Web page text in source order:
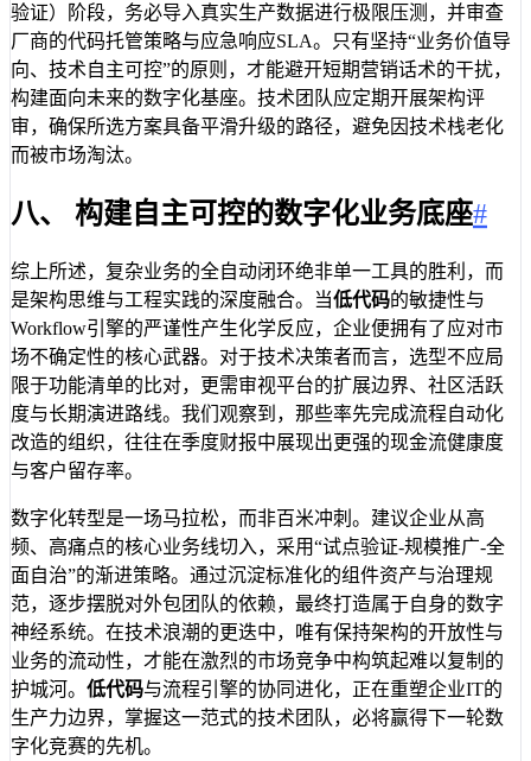
验证）阶段，务必导入真实生产数据进行极限压测，并审查
厂商的代码托管策略与应急响应SLA。只有坚持“业务价值导
向、技术自主可控”的原则，才能避开短期营销话术的干扰，
构建面向未来的数字化基座。技术团队应定期开展架构评
审，确保所选方案具备平滑升级的路径，避免因技术栈老化
而被市场淘汰。
八、 构建自主可控的数字化业务底座#
综上所述，复杂业务的全自动闭环绝非单一工具的胜利，而
是架构思维与工程实践的深度融合。当低代码的敏捷性与
Workflow引擎的严谨性产生化学反应，企业便拥有了应对市
场不确定性的核心武器。对于技术决策者而言，选型不应局
限于功能清单的比对，更需审视平台的扩展边界、社区活跃
度与长期演进路线。我们观察到，那些率先完成流程自动化
改造的组织，往往在季度财报中展现出更强的现金流健康度
与客户留存率。
数字化转型是一场马拉松，而非百米冲刺。建议企业从高
频、高痛点的核心业务线切入，采用“试点验证-规模推广-全
面自治”的渐进策略。通过沉淀标准化的组件资产与治理规
范，逐步摆脱对外包团队的依赖，最终打造属于自身的数字
神经系统。在技术浪潮的更迭中，唯有保持架构的开放性与
业务的流动性，才能在激烈的市场竞争中构筑起难以复制的
护城河。 低代码与流程引擎的协同进化，正在重塑企业IT的
生产力边界，掌握这一范式的技术团队，必将赢得下一轮数
字化竞赛的先机。